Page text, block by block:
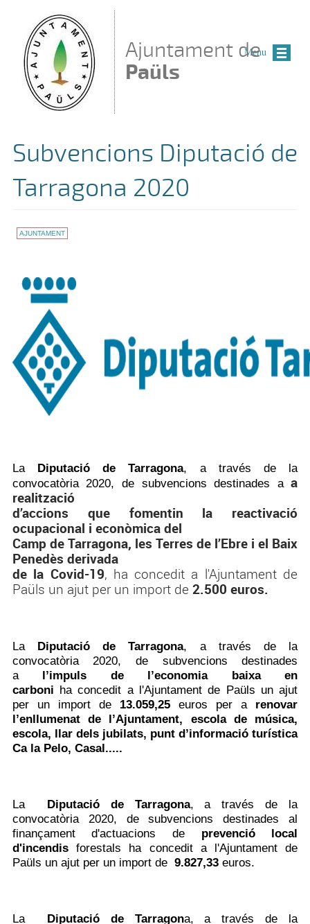
Ajuntament de
Paüls
Subvencions Diputació de
Tarragona 2020
AJUNTAMENT
La Diputació de Tarragona, a través de la
convocatòria 2020, de subvencions destinades aa
realització
d’accions que fomentin la reactivació
ocupacional i econòmica del
Camp de Tarragona, les Terres de l’Ebre i el Baix
Penedès derivada
de la Covid-19, ha concedit a l'Ajuntament de
Paüls un ajut per un import de 2.500 euros.
La Diputació de Tarragona, a través de la
convocatòria 2020, de subvencions destinades
a l’impuls de l’economia baixa en
carboni ha concedit a l'Ajuntament de Paüls un ajut
per un import de 13.059,25 euros per a renovar
l’enllumenat de l’Ajuntament, escola de música,
escola, llar dels jubilats, punt d’informació turística
Ca la Pelo, Casal.....
La Diputació de Tarragona, a través de la
convocatòria 2020, de subvencions destinades al
finançament d'actuacions de prevenció local
d'incendisforestals ha concedit a l'Ajuntament de
Paüls un ajut per un import de 9.827,33euros.
La Diputació de Tarragona, a través de la
Menu